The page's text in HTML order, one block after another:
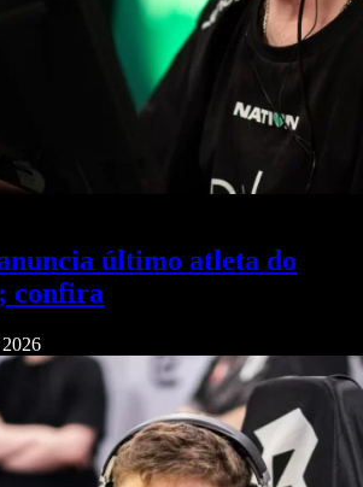
último atleta do
confira